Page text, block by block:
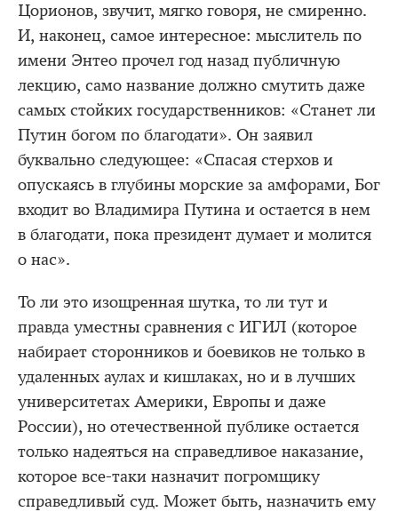
Цорионов, звучит, мягко говоря, не смиренно.
И, наконец, самое интересное: мыслитель по
имени Энтео прочел год назад публичную
лекцию, само название должно смутить даже
самых стойких государственников: «Станет ли
Путин богом по благодати». Он заявил
буквально следующее: «Спасая стерхов и
опускаясь в глубины морские за амфорами, Бог
входит во Владимира Путина и остается в нем
в благодати, пока президент думает и молится
о нас».
То ли это изощренная шутка, то ли тут и
правда уместны сравнения с ИГИЛ (которое
набирает сторонников и боевиков не только в
удаленных аулах и кишлаках, но и в лучших
университетах Америки, Европы и даже
России), но отечественной публике остается
только надеяться на справедливое наказание,
которое все-таки назначит погромщику
справедливый суд. Может быть, назначить ему